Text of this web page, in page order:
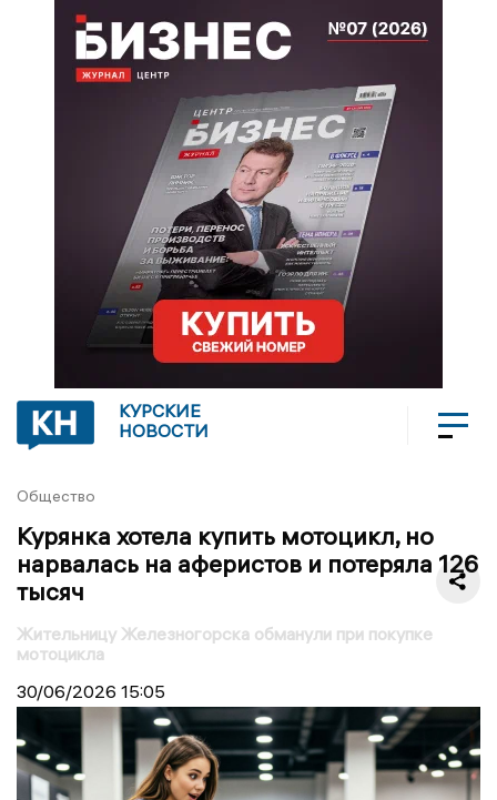
КУРСКИЕ
НОВОСТИ
Общество
Курянка хотела купить мотоцикл, но
нарвалась на аферистов и потеряла 126
тысяч
Жительницу Железногорска обманули при покупке
мотоцикла
30/06/2026 15:05